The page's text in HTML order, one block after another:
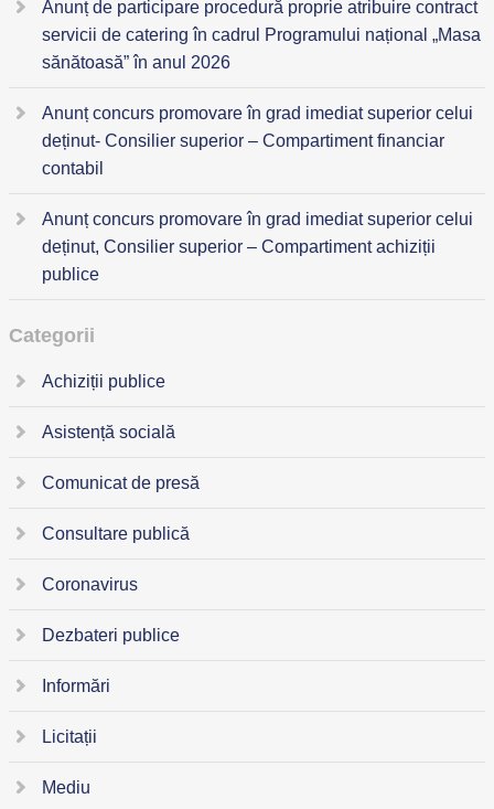
Anunț de participare procedură proprie atribuire contract
servicii de catering în cadrul Programului național „Masa
sănătoasă” în anul 2026
Anunț concurs promovare în grad imediat superior celui
deținut- Consilier superior – Compartiment financiar
contabil
Anunț concurs promovare în grad imediat superior celui
deținut, Consilier superior – Compartiment achiziții
publice
Categorii
Achiziții publice
Asistență socială
Comunicat de presă
Consultare publică
Coronavirus
Dezbateri publice
Informări
Licitații
Mediu